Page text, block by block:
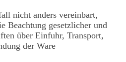
nicht anders vereinbart,
Beachtung gesetzlicher und
über Einfuhr, Transport,
der Ware